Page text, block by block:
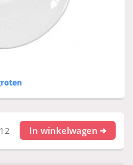
In winkelwagen